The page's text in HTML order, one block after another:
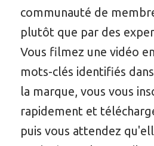
communauté de
plutôt que par des
Vous filmez une vidéo
mots-clés identifiés
la marque, vous vous
rapidement et
puis vous attendez